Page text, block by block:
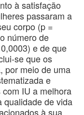
à satisfação
passaram a
corpo (p =
número de
e de que
se que os
por meio de uma
e
IU a melhora
qualidade de vida
à sua